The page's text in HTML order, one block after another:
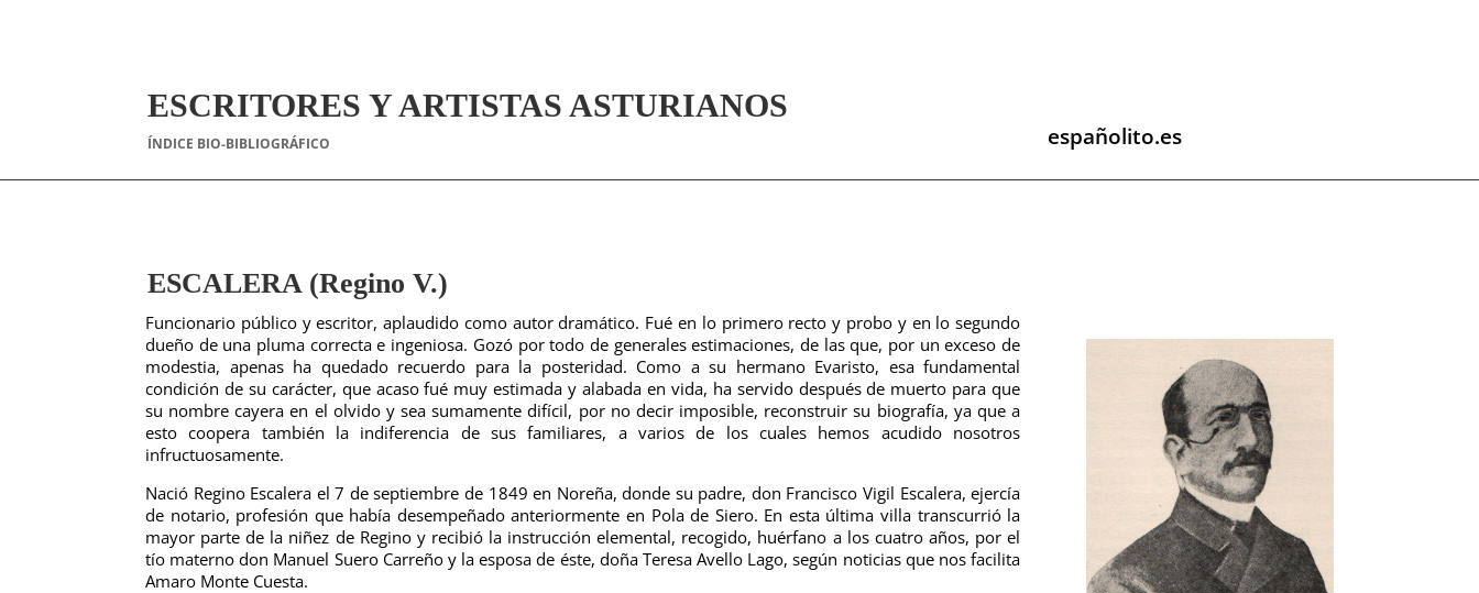
ESCRITORES Y ARTISTAS ASTURIANOS
ÍNDICE BIO-BIBLIOGRÁFICO españolito.es
ESCALERA (Regino V.)
Funcionario público y escritor, aplaudido como autor dramático. Fué en lo primero recto y probo y en lo segundo
dueño de una pluma correcta e ingeniosa. Gozó por todo de generales estimaciones, de las que, por un exceso de
modestia, apenas ha quedado recuerdo para la posteridad. Como a su hermano Evaristo, esa fundamental
condición de su carácter, que acaso fué muy estimada y alabada en vida, ha servido después de muerto para que
su nombre cayera en el olvido y sea sumamente difícil, por no decir imposible, reconstruir su biografía, ya que a
esto coopera también la indiferencia de sus familiares, a varios de los cuales hemos acudido nosotros
infructuosamente.
Nació Regino Escalera el 7 de septiembre de 1849 en Noreña, donde su padre, don Francisco Vigil Escalera, ejercía
de notario, profesión que había desempeñado anteriormente en Pola de Siero. En esta última villa transcurrió la
mayor parte de la niñez de Regino y recibió la instrucción elemental, recogido, huérfano a los cuatro años, por el
tío materno don Manuel Suero Carreño y la esposa de éste, doña Teresa Avello Lago, según noticias que nos facilita
Amaro Monte Cuesta.